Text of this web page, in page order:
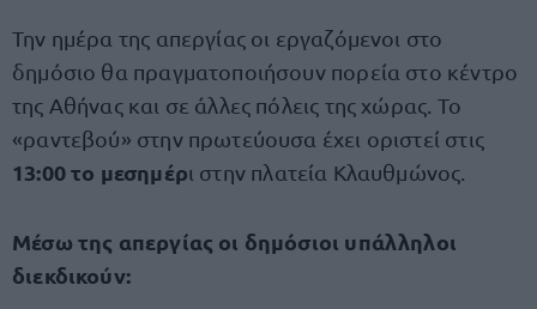
Την ημέρα της απεργίας οι εργαζόμενοι στο
δημόσιο θα πραγματοποιήσουν πορεία στο κέντρο
της Αθήνας και σε άλλες πόλεις της χώρας. Το
«ραντεβού» στην πρωτεύουσα έχει οριστεί στις
13:00 το μεσημέρι στην πλατεία Κλαυθμώνος.
Μέσω της απεργίας οι δημόσιοι υπάλληλοι
διεκδικούν: